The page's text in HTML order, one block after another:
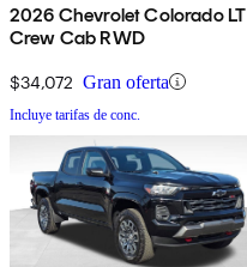
2026 Chevrolet Colorado LT
Crew Cab RWD
$34,072 Gran oferta
Incluye tarifas de conc.